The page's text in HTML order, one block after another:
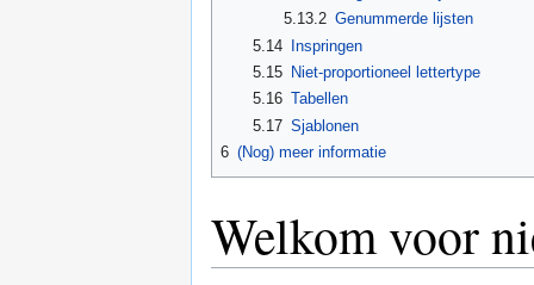
5.13.2 Genummerde lijsten
5.14 Inspringen
5.15
Niet-proportioneel lettertype
5.16 Tabellen
5.17 Sjablonen
6 (Nog) meer informatie
Welkom voor